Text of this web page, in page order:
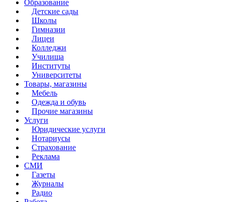
Образование
Детские сады
Школы
Гимназии
Лицеи
Колледжи
Училища
Институты
Университеты
Товары, магазины
Мебель
Одежда и обувь
Прочие магазины
Услуги
Юридические услуги
Нотариусы
Страхование
Реклама
СМИ
Газеты
Журналы
Радио